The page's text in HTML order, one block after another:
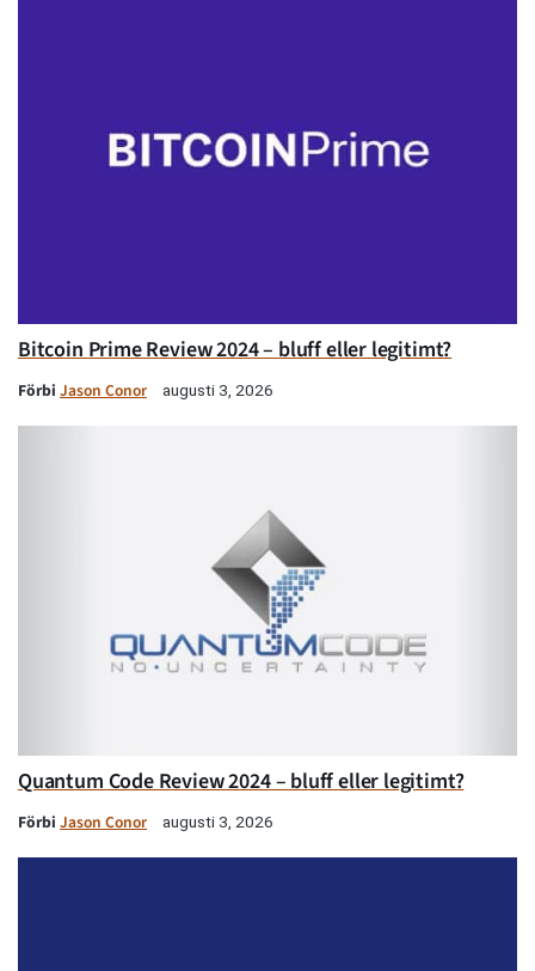
Bitcoin Prime Review 2024 – bluff eller legitimt?
Förbi Jason Conor augusti 3, 2026
Quantum Code Review 2024 – bluff eller legitimt?
Förbi Jason Conor augusti 3, 2026